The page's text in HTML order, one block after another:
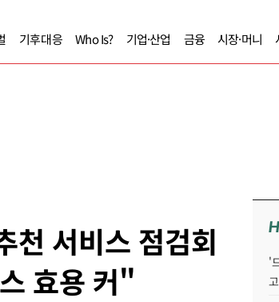
기후대응 Who Is? 기업·산업 금융 시장·머니
천 서비스 점검회
효용 커"
'